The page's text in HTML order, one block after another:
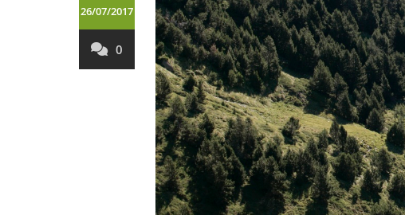
26/07/2017
0